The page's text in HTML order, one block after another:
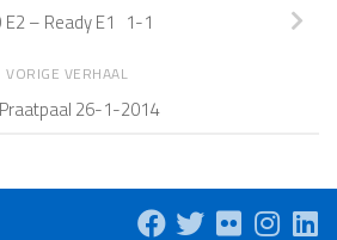
E2 – Ready E1 1-1
VORIGE VERHAAL
Praatpaal 26-1-2014